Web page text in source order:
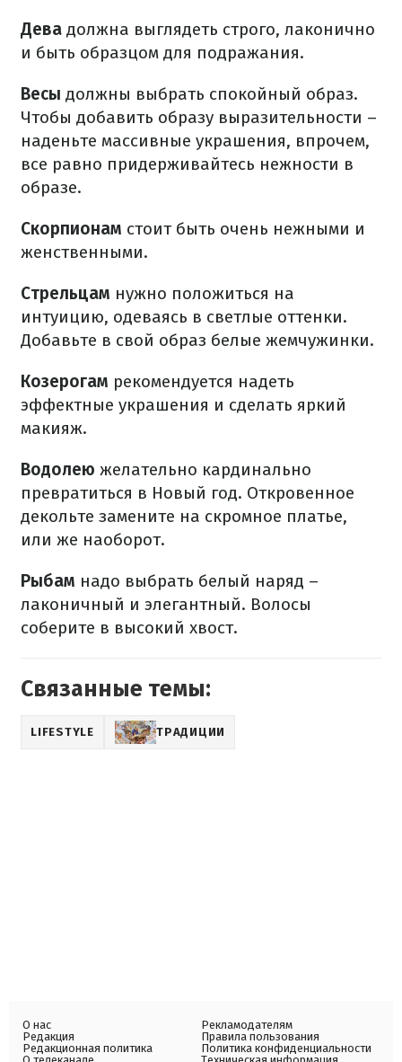
Дева должна выглядеть строго, лаконично
и быть образцом для подражания.
Весы должны выбрать спокойный образ.
Чтобы добавить образу выразительности –
наденьте массивные украшения, впрочем,
все равно придерживайтесь нежности в
образе.
Скорпионам стоит быть очень нежными и
женственными.
Стрельцам нужно положиться на
интуицию, одеваясь в светлые оттенки.
Добавьте в свой образ белые жемчужинки.
Козерогам рекомендуется надеть
эффектные украшения и сделать яркий
макияж.
Водолею желательно кардинально
превратиться в Новый год. Откровенное
декольте замените на скромное платье,
или же наоборот.
Рыбам надо выбрать белый наряд –
лаконичный и элегантный. Волосы
соберите в высокий хвост.
Связанные темы:
LIFESTYLE ТРАДИЦИИ
О нас
Редакция
Редакционная политика
Рекламодателям
Правила пользования
Политика конфиденциальности